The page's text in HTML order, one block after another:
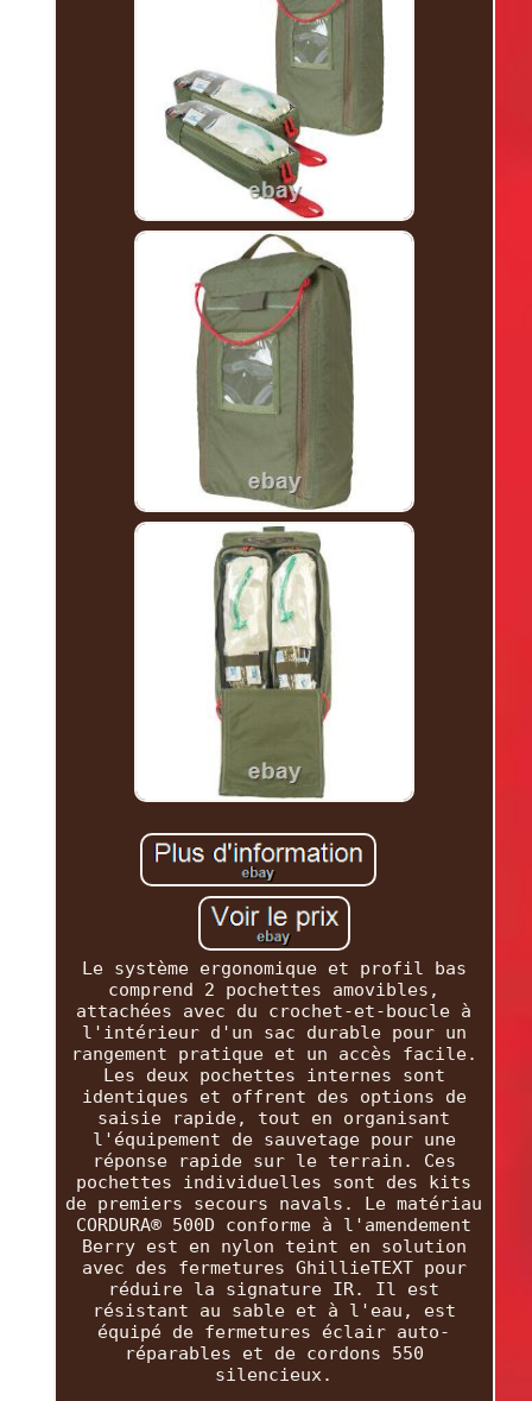
Le système ergonomique et profil bas
comprend 2 pochettes amovibles,
attachées avec du crochet-et-boucle à
l'intérieur d'un sac durable pour un
rangement pratique et un accès facile.
Les deux pochettes internes sont
identiques et offrent des options de
saisie rapide, tout en organisant
l'équipement de sauvetage pour une
réponse rapide sur le terrain. Ces
pochettes individuelles sont des kits
de premiers secours navals. Le matériau
CORDURA® 500D conforme à l'amendement
Berry est en nylon teint en solution
avec des fermetures GhillieTEXT pour
réduire la signature IR. Il est
résistant au sable et à l'eau, est
équipé de fermetures éclair auto-
réparables et de cordons 550
silencieux.